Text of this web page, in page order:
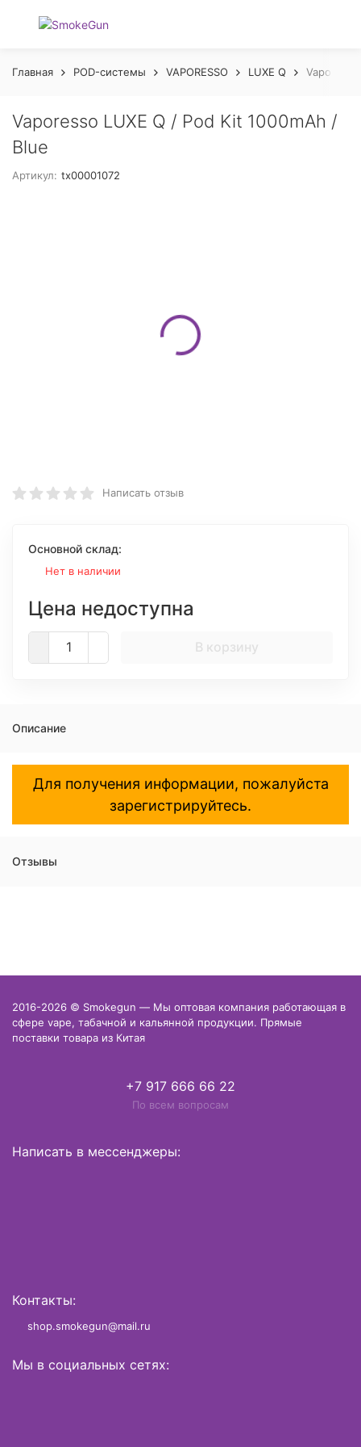
Главная POD-системы VAPORESSO LUXE Q
Vaporesso LUXE Q / Pod Kit 1000mAh /
Blue
Артикул: tx00001072
Написать отзыв
Основной склад:
Нет в наличии
Цена недоступна
В корзину
Описание
Для получения информации, пожалуйста
зарегистрируйтесь.
Отзывы
2016-2026 © Smokegun — Мы оптовая компания работающая в
сфере vape, табачной и кальянной продукции. Прямые
поставки товара из Китая
+7 917 666 66 22
По всем вопросам
Написать в мессенджеры:
Контакты:
shop.smokegun@mail.ru
Мы в социальных сетях: